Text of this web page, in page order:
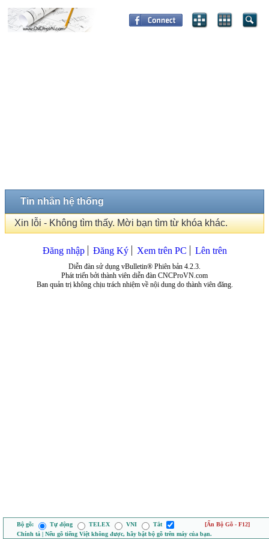
Tin nhắn hệ thống
Xin lỗi - Không tìm thấy. Mời bạn tìm từ khóa khác.
Đăng nhập Đăng Ký Xem trên PC Lên trên
Diễn đàn sử dụng vBulletin® Phiên bản 4.2.3.
Phát triển bởi thành viên diễn đàn CNCProVN.com
Ban quản trị không chịu trách nhiệm về nội dung do thành viên đăng.
Bộ gõ: Tự động TELEX VNI Tắt
[Ẩn Bộ Gõ - F12]
Chính tả | Nếu gõ tiếng Việt không được, hãy bật bộ gõ trên máy của bạn.